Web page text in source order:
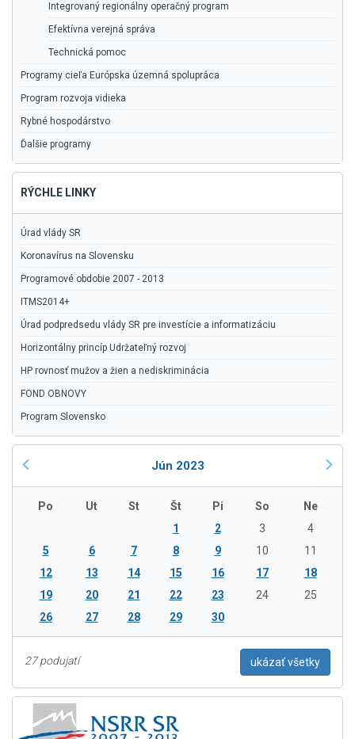
Integrovaný regionálny operačný program
Efektívna verejná správa
Technická pomoc
Programy cieľa Európska územná spolupráca
Program rozvoja vidieka
Rybné hospodárstvo
Ďalšie programy
RÝCHLE LINKY
Úrad vlády SR
Koronavírus na Slovensku
Programové obdobie 2007 - 2013
ITMS2014+
Úrad podpredsedu vlády SR pre investície a informatizáciu
Horizontálny princíp Udržateľný rozvoj
HP rovnosť mužov a žien a nediskriminácia
FOND OBNOVY
Program Slovensko
Jún 2023
Po Ut St Št Pi So
Ne
1
2 3
4
5
6 7 8 9 10
11
12
13 14 15 16 17
18
19
20 21 22 23 24
25
26
27 28 29 30
27 podujatí ukázať všetky